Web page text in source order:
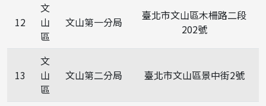
12
文
山
區
文山第一分局
臺北市文山區木柵路二段
202號
13
文
山
區
文山第二分局 臺北市文山區景中街2號